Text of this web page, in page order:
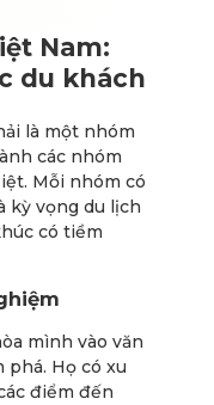
Nam:
du khách
là một nhóm
các nhóm
Mỗi nhóm có
kỳ vọng du lịch
có tiềm
mình vào văn
phá. Họ có xu
điểm đến